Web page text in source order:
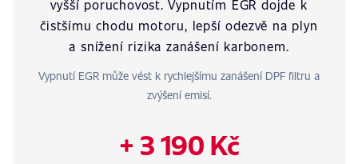
vyšší poruchovost. Vypnutím EGR dojde k
čistšímu chodu motoru, lepší odezvě na plyn
a snížení rizika zanášení karbonem.
Vypnutí EGR může vést k rychlejšímu zanášení DPF filtru a
zvýšení emisí.
+ 3 190 Kč